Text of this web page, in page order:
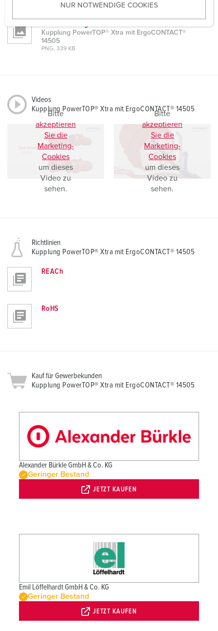
w
a
h
NUR NOTWENDIGE COOKIES
PNG, 189 KB
Kupplung PowerTOP® Xtra mit ErgoCONTACT®
14505
PNG, 339 KB
Videos
Kupplung PowerTOP® Xtra mit ErgoCONTACT® 14505
Bitte
akzeptieren
Sie die
Marketing-
Cookies
um dieses
Video zu
sehen.
Bitte
akzeptieren
Sie die
Marketing-
Cookies
um dieses
Video zu
sehen.
Richtlinien
Kupplung PowerTOP® Xtra mit ErgoCONTACT® 14505
REACh
RoHS
Kauf für Gewerbekunden
Kupplung PowerTOP® Xtra mit ErgoCONTACT® 14505
Alexander Bürkle GmbH & Co. KG
Geringer Bestand
JETZT KAUFEN
Emil Löffelhardt GmbH & Co. KG
Geringer Bestand
JETZT KAUFEN